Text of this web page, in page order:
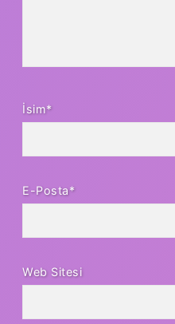
İsim*
E-Posta*
Web Sitesi